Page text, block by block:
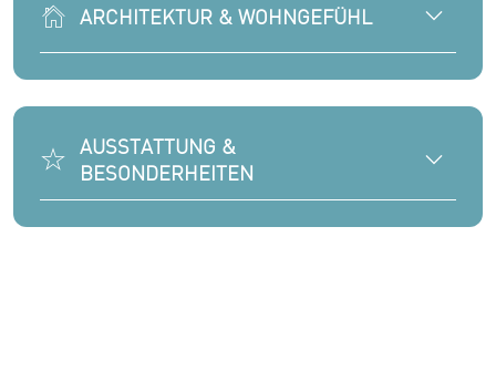
ARCHITEKTUR & WOHNGEFÜHL
AUSSTATTUNG &
BESONDERHEITEN